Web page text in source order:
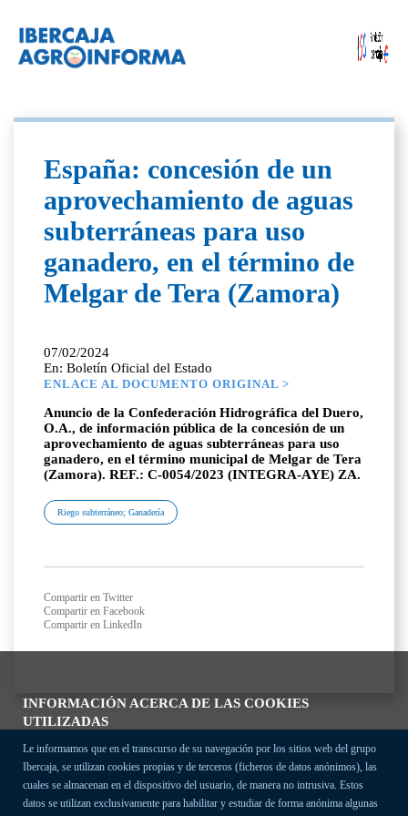
INFORMACIÓN ACERCA DE LAS COOKIES
UTILIZADAS
Le informamos que en el transcurso de su navegación por los sitios web del grupo
Ibercaja, se utilizan cookies propias y de terceros (ficheros de datos anónimos), las
cuales se almacenan en el dispositivo del usuario, de manera no intrusiva. Estos
datos se utilizan exclusivamente para habilitar y estudiar de forma anónima algunas
España: concesión de un
aprovechamiento de aguas
subterráneas para uso
ganadero, en el término de
Melgar de Tera (Zamora)
07/02/2024
En: Boletín Oficial del Estado
ENLACE AL DOCUMENTO ORIGINAL >
Anuncio de la Confederación Hidrográfica del Duero,
O.A., de información pública de la concesión de un
aprovechamiento de aguas subterráneas para uso
ganadero, en el término municipal de Melgar de Tera
(Zamora). REF.: C-0054/2023 (INTEGRA-AYE) ZA.
Riego subterráneo; Ganadería
Compartir en Twitter
Compartir en Facebook
Compartir en LinkedIn